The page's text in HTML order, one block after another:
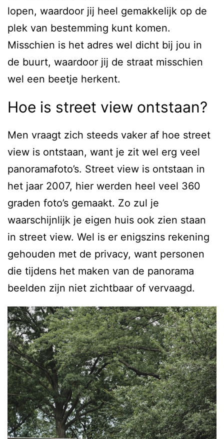
lopen, waardoor jij heel gemakkelijk op de
plek van bestemming kunt komen.
Misschien is het adres wel dicht bij jou in
de buurt, waardoor jij de straat misschien
wel een beetje herkent.
Hoe is street view ontstaan?
Men vraagt zich steeds vaker af hoe street
view is ontstaan, want je zit wel erg veel
panoramafoto’s. Street view is ontstaan in
het jaar 2007, hier werden heel veel 360
graden foto’s gemaakt. Zo zul je
waarschijnlijk je eigen huis ook zien staan
in street view. Wel is er enigszins rekening
gehouden met de privacy, want personen
die tijdens het maken van de panorama
beelden zijn niet zichtbaar of vervaagd.